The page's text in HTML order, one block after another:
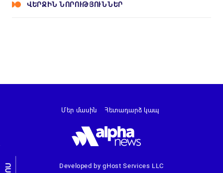
ՎԵՐՋԻՆ ՆՈՐՈՒԹՅՈՒՆՆԵՐ
Developed by gHost Services LLC
Մեր մասին Հետադարձ կապ